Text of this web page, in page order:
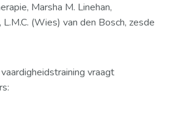
Marsha M. Linehan,
(Wies) van den Bosch, zesde
vraagt
: